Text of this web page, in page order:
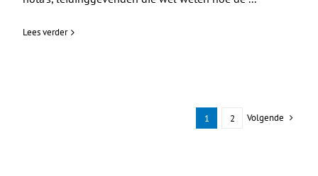
Lees verder
1 2 Volgende